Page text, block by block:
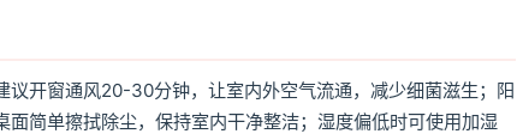
开窗通风20-30分钟，让室内外空气流通，减少细菌滋生；阳
简单擦拭除尘，保持室内干净整洁；湿度偏低时可使用加湿